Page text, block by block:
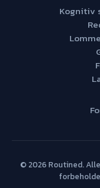
Kognitiv
© 2026 Routined.